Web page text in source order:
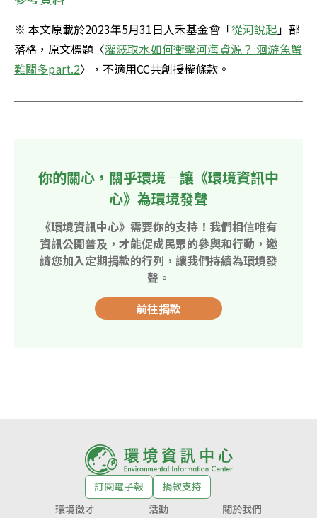
※ 本文原載於2023年5月31日人禾基金會「從河說起」部
落格，原文標題〈灌溉取水如何衝擊河海資源？ 洄游魚蟹
難關多part.2〉，不適用CC共創授權條款。
你的關心，關乎環境—讓《環境資訊中
心》為環境發聲
《環境資訊中心》需要你的支持！我們相信唯有
資訊公開普及，才能促成民眾的參與和行動，邀
請您加入定期捐款的行列，讓我們持續為環境發
聲。
前往捐款
訂閱電子報
捐款支持
環境徵才
活動 關於我們